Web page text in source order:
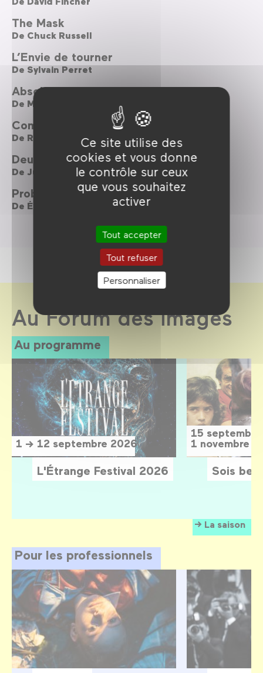
Ce site utilise des
cookies et vous donne
le contrôle sur ceux
que vous souhaitez
activer
Tout accepter
Tout refuser
Personnaliser
The Mask
De Chuck Russell
L’Envie de tourner
De Sylvain Perret
Absolom 2022
De Martin Campbell
Complots
De Richard Donner
Deux minutes plus tard
De Junta Yamaguchi
Problemos
De Éric Judor
Au Forum des images
Au programme
La saison
1 → 12 septembre 2026
L'Étrange Festival 2026
15
1 novembre
Sois
Pour les professionnels